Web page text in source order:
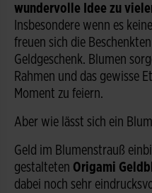
wundervolle Idee zu
Insbesondere wenn es
freuen sich die
Geldgeschenk. Blumen
Rahmen und das gewisse
Moment zu feiern.
Aber wie lässt sich ein
Geld im Blumenstrauß
gestalteten Origami
dabei noch sehr